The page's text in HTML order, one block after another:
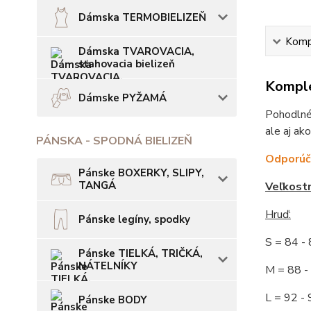
Dámska TERMOBIELIZEŇ
Dámska TVAROVACIA,
sťahovacia bielizeň
Dámske PYŽAMÁ
PÁNSKA - SPODNÁ BIELIZEŇ
Pánske BOXERKY, SLIPY,
TANGÁ
Pánske legíny, spodky
Pánske TIELKÁ, TRIČKÁ,
NÁTELNÍKY
Pánske BODY
ale aj
Hruď:
S = 84
M =
L = 92